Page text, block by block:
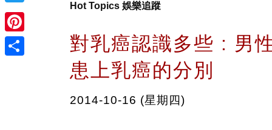
Twitter
Pinterest
Hot Topics 娛樂追蹤
對乳癌認識多些 : 男
患上乳癌的分別
2014-10-16 (星期四)